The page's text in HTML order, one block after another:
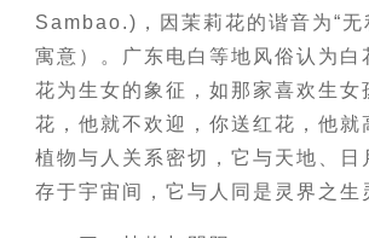
Sambao.)，因茉莉花的谐音为“无
寓意）。广东电白等地风俗认为白
花为生女的象征，如那家喜欢生女
花，他就不欢迎，你送红花，他就
植物与人关系密切，它与天地、日
存于宇宙间，它与人同是灵界之生